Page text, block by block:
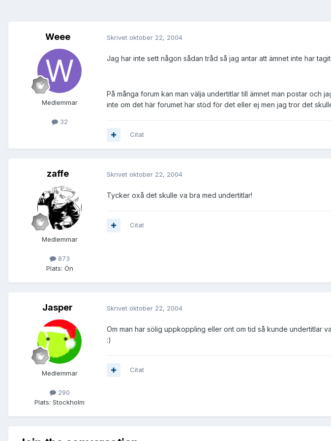
Weee
Medlemmar
32
Skrivet oktober 22, 2004
Jag har inte sett någon sådan tråd så jag antar att ämnet inte har
På många forum kan man välja undertitlar till ämnet man postar
inte om det här forumet har stöd för det eller ej men jag tror det
Citat
zaffe
Medlemmar
873
Plats: Ön
Skrivet oktober 22, 2004
Tycker oxå det skulle va bra med undertitlar!
Citat
Jasper
Medlemmar
290
Plats: Stockholm
Skrivet oktober 22, 2004
Om man har sölig uppkoppling eller ont om tid så kunde undertitlar
:)
Citat